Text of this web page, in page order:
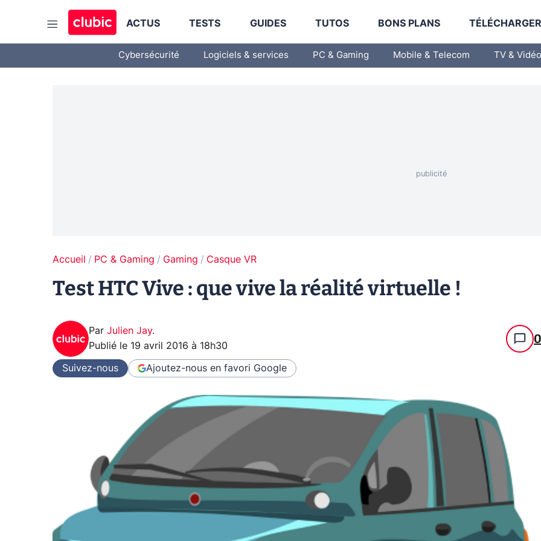
ACTUS TESTS GUIDES TUTOS BONS PLANS
Cybersécurité Logiciels & services PC & Gaming Mobile & Telecom TV & Vidéo
Accueil PC & Gaming Gaming Casque VR
Test HTC Vive : que vive la réalité virtuelle !
Par Julien Jay.
Publié le 19 avril 2016 à 18h30 0
Suivez-nous Ajoutez-nous en favori Google